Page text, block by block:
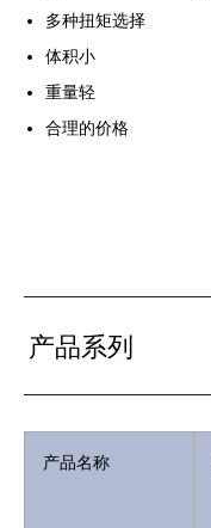
多种扭矩选择
体积小
重量轻
合理的价格
产品系列
产品名称